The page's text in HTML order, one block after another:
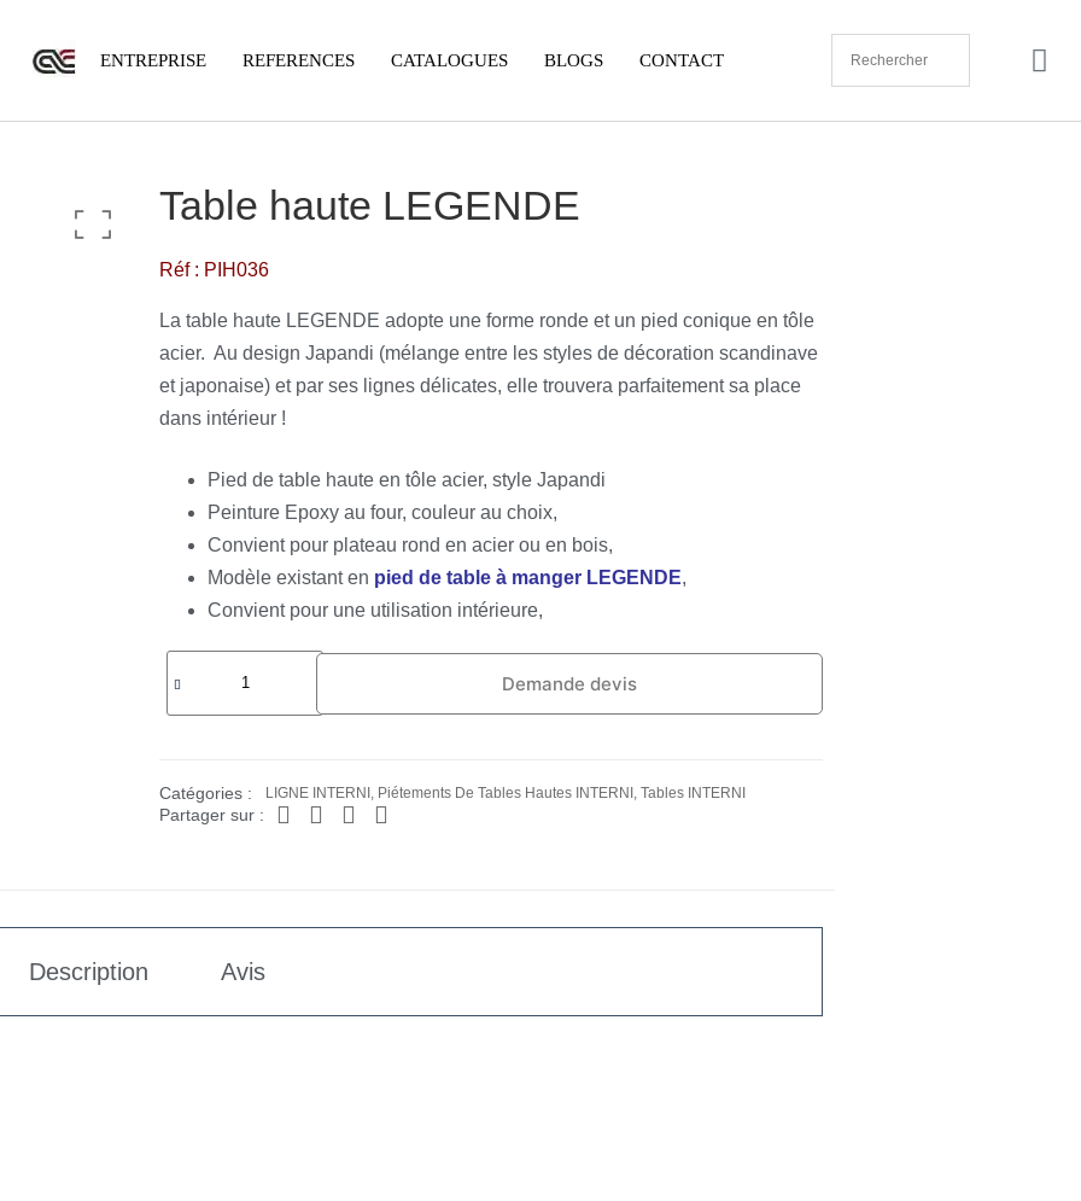
ENTREPRISE REFERENCES CATALOGUES BLOGS CONTACT
Table haute LEGENDE
Réf : PIH036
La table haute LEGENDE adopte une forme ronde et un pied conique en tôle
acier. Au design Japandi (mélange entre les styles de décoration scandinave
et japonaise) et par ses lignes délicates, elle trouvera parfaitement sa place
dans intérieur !
Pied de table haute en tôle acier, style Japandi
Peinture Epoxy au four, couleur au choix,
Convient pour plateau rond en acier ou en bois,
Modèle existant en pied de table à manger LEGENDE,
Convient pour une utilisation intérieure,
Demande devis
Catégories : LIGNE INTERNI Piétements De Tables Hautes INTERNI Tables INTERNI
Partager sur :
Description Avis